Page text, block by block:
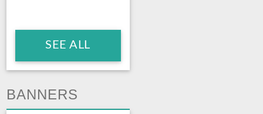
SEE ALL
BANNERS